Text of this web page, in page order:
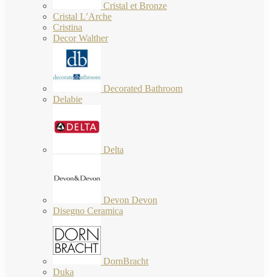
Cristal et Bronze
Cristal L’Arche
Cristina
Decor Walther
Decorated Bathroom
Delabie
Delta
Devon Devon
Disegno Ceramica
DornBracht
Duka